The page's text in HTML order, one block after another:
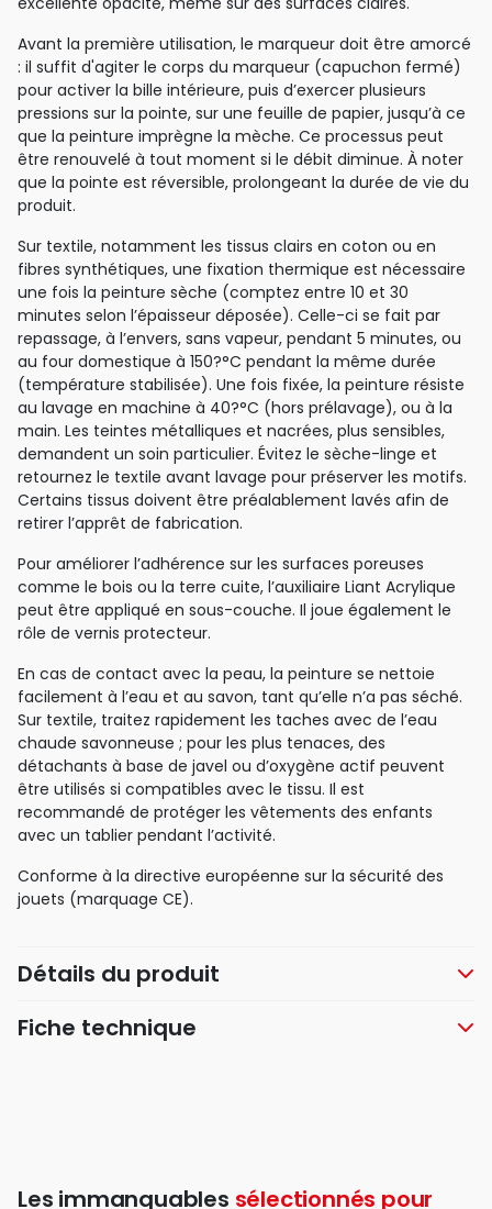
Avant la première utilisation, le marqueur doit être amorcé
: il suffit d'agiter le corps du marqueur (capuchon fermé)
pour activer la bille intérieure, puis d’exercer plusieurs
pressions sur la pointe, sur une feuille de papier, jusqu’à ce
que la peinture imprègne la mèche. Ce processus peut
être renouvelé à tout moment si le débit diminue. À noter
que la pointe est réversible, prolongeant la durée de vie du
produit.
Sur textile, notamment les tissus clairs en coton ou en
fibres synthétiques, une fixation thermique est nécessaire
une fois la peinture sèche (comptez entre 10 et 30
minutes selon l’épaisseur déposée). Celle-ci se fait par
repassage, à l’envers, sans vapeur, pendant 5 minutes, ou
au four domestique à 150?°C pendant la même durée
(température stabilisée). Une fois fixée, la peinture résiste
au lavage en machine à 40?°C (hors prélavage), ou à la
main. Les teintes métalliques et nacrées, plus sensibles,
demandent un soin particulier. Évitez le sèche-linge et
retournez le textile avant lavage pour préserver les motifs.
Certains tissus doivent être préalablement lavés afin de
retirer l’apprêt de fabrication.
Pour améliorer l’adhérence sur les surfaces poreuses
comme le bois ou la terre cuite, l’auxiliaire Liant Acrylique
peut être appliqué en sous-couche. Il joue également le
rôle de vernis protecteur.
En cas de contact avec la peau, la peinture se nettoie
facilement à l’eau et au savon, tant qu’elle n’a pas séché.
Sur textile, traitez rapidement les taches avec de l’eau
chaude savonneuse ; pour les plus tenaces, des
détachants à base de javel ou d’oxygène actif peuvent
être utilisés si compatibles avec le tissu. Il est
recommandé de protéger les vêtements des enfants
avec un tablier pendant l’activité.
Conforme à la directive européenne sur la sécurité des
jouets (marquage CE).
Détails du produit
Fiche technique
Les immanquables sélectionnés pour